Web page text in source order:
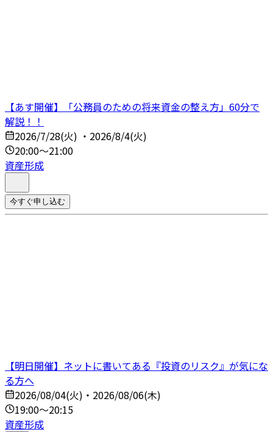
【あす開催】「公務員のための将来資金の整え方」60分で
解説！！
2026/7/28(火) ・2026/8/4(火)
20:00～21:00
資産形成
今すぐ申し込む
【明日開催】ネットに書いてある『投資のリスク』が気にな
る方へ
2026/08/04(火)・2026/08/06(木)
19:00～20:15
資産形成